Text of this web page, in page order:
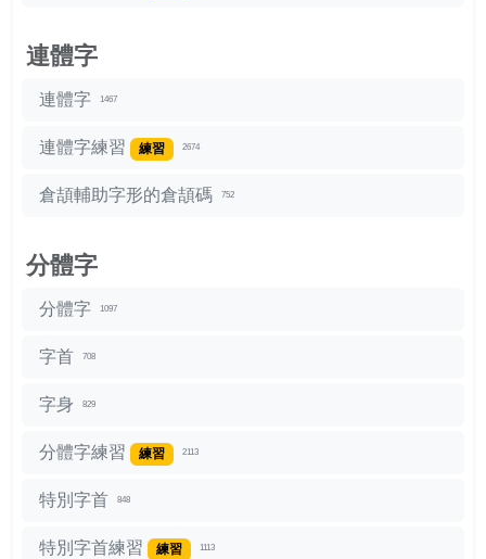
連體字
連體字 1467
連體字練習 練習 2674
倉頡輔助字形的倉頡碼 752
分體字
分體字 1097
字首 708
字身 829
分體字練習 練習 2113
特別字首 848
特別字首練習 練習 1113